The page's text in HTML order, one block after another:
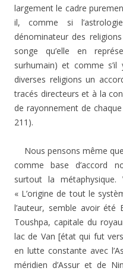
largement le cadre
il, comme si
dénominateur des
songe qu’elle en
surhumain) et comme
diverses religions un
tracés directeurs et à la
de rayonnement de
211).
Nous pensons même
comme base d’accord
surtout la
« L’origine de tout le
l’auteur, semble avoir
Toushpa, capitale du
lac de Van [état qui fut
en lutte constante avec
méridien d’Assur et de